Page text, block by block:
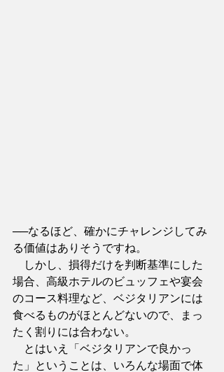
──なるほど、確かにチャレンジしてみ
る価値はありそうですね。
しかし、損得だけを判断基準にした
場合、高級ホテルのビュッフェや宴会
のコース料理など、ベジタリアンには
食べるものがほとんどないので、まっ
たく割りには合わない。
とはいえ「ベジタリアンで良かっ
た」ということは、いろんな場面で体